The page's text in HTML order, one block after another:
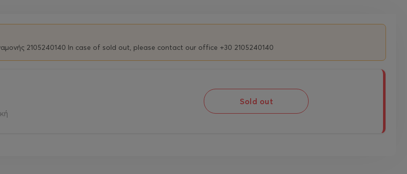
2105240140 In case of sold out, please contact our office +30 2105240140
Sold out